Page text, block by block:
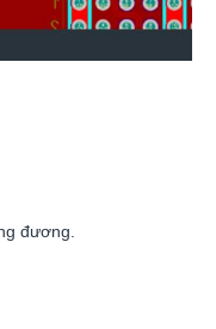
đương.